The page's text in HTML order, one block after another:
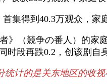
集得到40.3万观众，家
》（競争の番人）的
段再跌0.2，创该剧自
计的是关东地区的收